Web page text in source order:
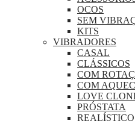
OCOS
SEM
KITS
VIBRADORES
CASAL
CLÁSSICOS
COM
COM
LOVE
PRÓSTATA